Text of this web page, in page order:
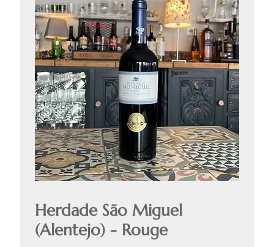
Herdade São Miguel
(Alentejo) - Rouge